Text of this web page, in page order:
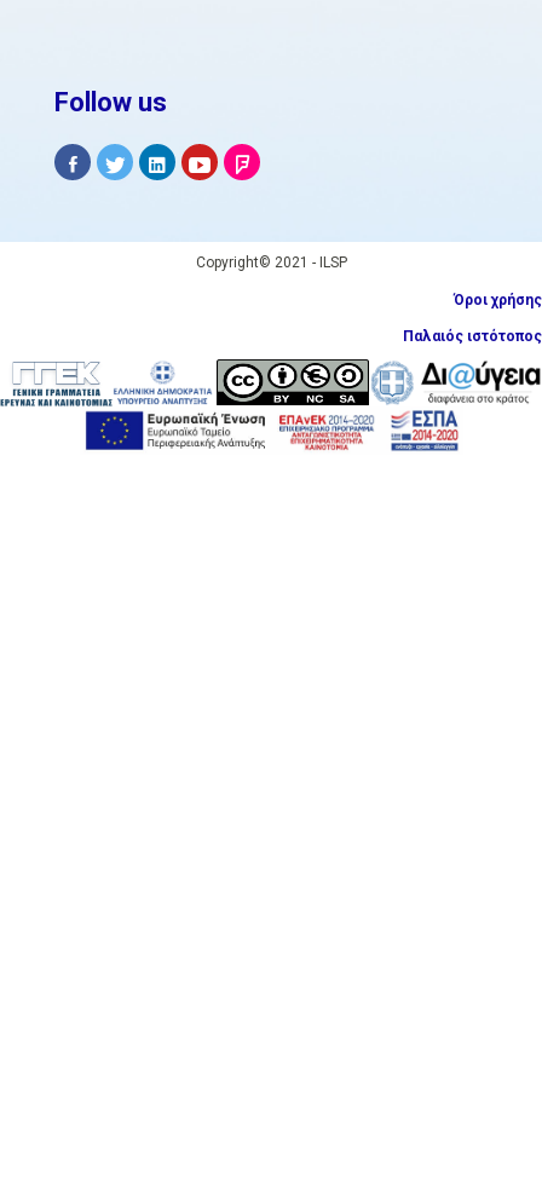
Follow us
Copyright© 2021 - ILSP
Όροι χρήσης
Παλαιός ιστότοπος